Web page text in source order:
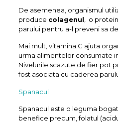
De asemenea, organismul
produce colagenul , o
parului pentru a-l preveni sa
Mai mult, vitamina C ajuta
urma alimentelor consumate
Nivelurile scazute de fier pot
fost asociata cu caderea
Spanacul
Spanacul este o leguma
benefice precum, folatul